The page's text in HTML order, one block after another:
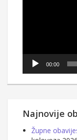
00:00
Najnovije
Župne